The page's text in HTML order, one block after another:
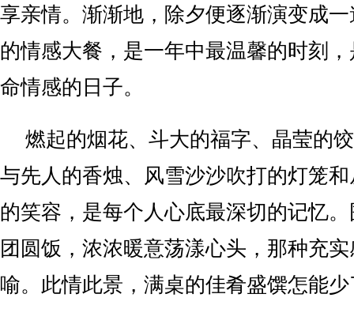
享亲情。渐渐地，除夕便逐渐演变成
的情感大餐，是一年中最温馨的时刻
命情感的日子。
燃起的烟花、斗大的福字、晶莹的
与先人的香烛、风雪沙沙吹打的灯笼
的笑容，是每个人心底最深切的记忆
团圆饭，浓浓暖意荡漾心头，那种充
喻。此情此景，满桌的佳肴盛馔怎能